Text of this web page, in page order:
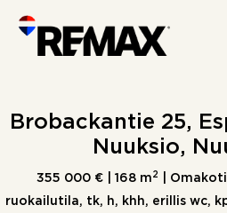
content
Brobackantie 25,
Nuuksio,
355 000 € | 168 m 2 |
ruokailutila, tk, h, khh, erillis wc,